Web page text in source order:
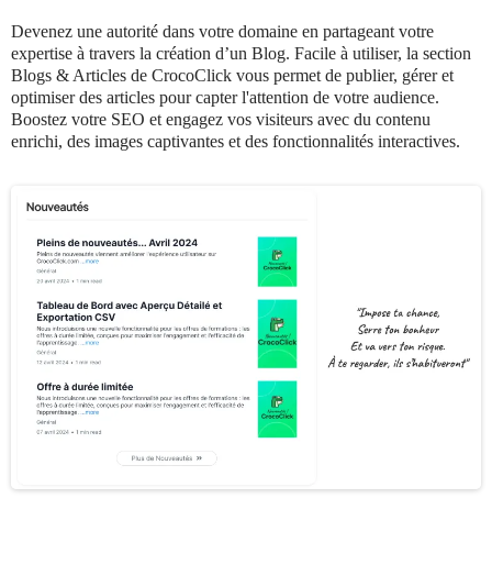
Devenez une autorité dans votre domaine en partageant votre
expertise à travers la création d’un Blog. Facile à utiliser, la section
Blogs & Articles de CrocoClick vous permet de publier, gérer et
optimiser des articles pour capter l'attention de votre audience.
Boostez votre SEO et engagez vos visiteurs avec du contenu
enrichi, des images captivantes et des fonctionnalités interactives.